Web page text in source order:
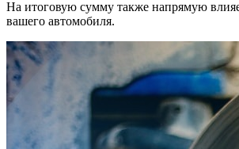
На итоговую сумму также напрямую
вашего автомобиля.